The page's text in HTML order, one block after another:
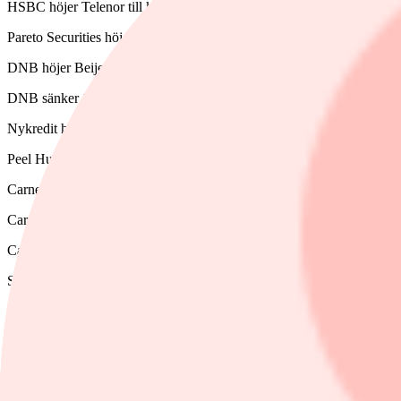
HSBC höjer Telenor till köp (behåll), riktkurs 155 norska kronor
Pareto Securities höjer Getinge till köp (behåll), riktkurs 220 kronor
DNB höjer Beijer Ref till köp (behåll), riktkurs 182 kronor
DNB sänker SEB till behåll (köp), riktkurs 176 kronor
Nykredit höjer FLSmidth till köp (behåll), riktkurs 400 danska kronor
Peel Hunt höjer Antofagasta till behåll (minska), riktkurs 17,35 pund
Carnegie höjer riktkursen för Addtech till 350 kronor (330), upprepar
Carnegie höjer riktkursen för Dometic till 82 kronor (80), upprepar köp
Carnegie sänker riktkursen för Intrum till 30 kronor (38), upprepar
SEB sänker riktkursen för Telia till 34 kronor (35), upprepar behåll